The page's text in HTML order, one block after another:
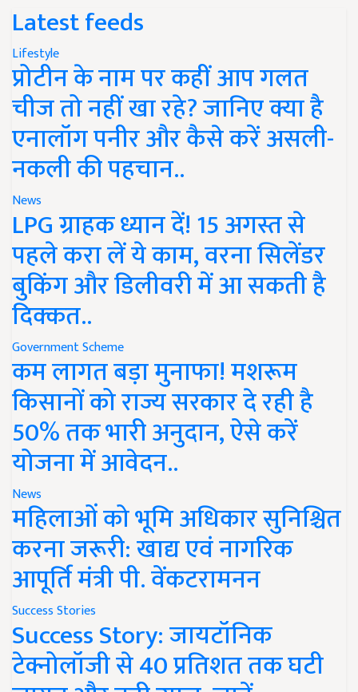
Latest feeds
Lifestyle
प्रोटीन के नाम पर कहीं आप गलत
चीज तो नहीं खा रहे? जानिए क्या है
एनालॉग पनीर और कैसे करें असली-
नकली की पहचान..
News
LPG ग्राहक ध्यान दें! 15 अगस्त से
पहले करा लें ये काम, वरना सिलेंडर
बुकिंग और डिलीवरी में आ सकती है
दिक्कत..
Government Scheme
कम लागत बड़ा मुनाफा! मशरूम
किसानों को राज्य सरकार दे रही है
50% तक भारी अनुदान, ऐसे करें
योजना में आवेदन..
News
महिलाओं को भूमि अधिकार सुनिश्चित
करना जरूरी: खाद्य एवं नागरिक
आपूर्ति मंत्री पी. वेंकटरामनन
Success Stories
Success Story: जायटॉनिक
टेक्नोलॉजी से 40 प्रतिशत तक घटी